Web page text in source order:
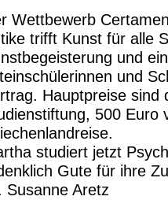
Wettbewerb
trifft Kunst für alle
und
und
Hauptpreise sind
500 Euro
studiert jetzt
Gute für ihre
Susanne Aretz